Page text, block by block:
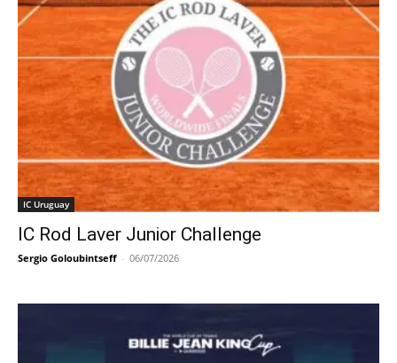
IC Uruguay
IC Rod Laver Junior Challenge
Sergio Goloubintseff - 06/07/2026